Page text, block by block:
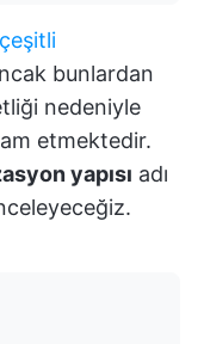
çeşitli
bunlardan
nedeniyle
etmektedir.
yapısı adı